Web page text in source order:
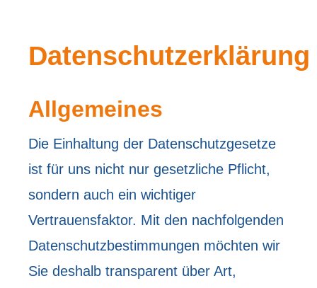
Datenschutzerklärung
Allgemeines
Die Einhaltung der Datenschutzgesetze
ist für uns nicht nur gesetzliche Pflicht,
sondern auch ein wichtiger
Vertrauensfaktor. Mit den nachfolgenden
Datenschutzbestimmungen möchten wir
Sie deshalb transparent über Art,